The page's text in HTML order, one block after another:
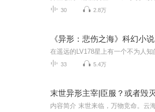
30 2.8万
《异形：悲伤之海》科幻小说
33 5.4万